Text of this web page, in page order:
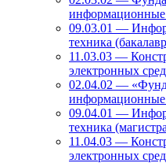
информационные
09.03.01 —
техника
11.03.03 —
электронных
02.04.02 —
информационные
09.04.01 —
техника
11.04.03 —
электронных